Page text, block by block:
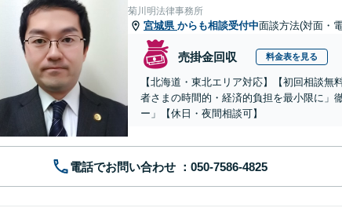
菊川明法律事務所
宮城県 からも相談受付中面談方法(対面・
売掛金回収 料金表を見る
【北海道・東北エリア対応】【初回相談
者さまの時間的・経済的負担を最小限に」
ー」【休日・夜間相談可】
電話でお問い合わせ